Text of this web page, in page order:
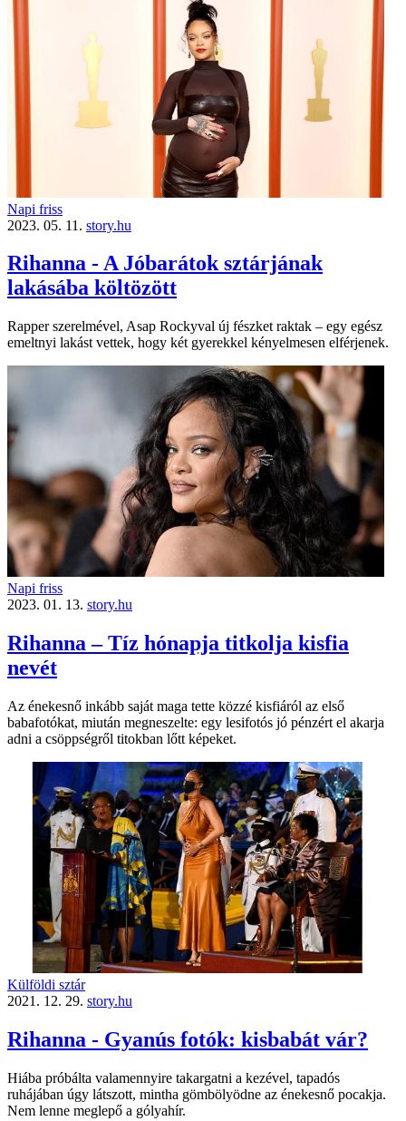
Napi friss
2023. 05. 11. story.hu
Rihanna - A Jóbarátok sztárjának
lakásába költözött
Rapper szerelmével, Asap Rockyval új fészket raktak – egy egész
emeltnyi lakást vettek, hogy két gyerekkel kényelmesen elférjenek.
Napi friss
2023. 01. 13. story.hu
Rihanna – Tíz hónapja titkolja kisfia
nevét
Az énekesnő inkább saját maga tette közzé kisfiáról az első
babafotókat, miután megneszelte: egy lesifotós jó pénzért el akarja
adni a csöppségről titokban lőtt képeket.
Külföldi sztár
2021. 12. 29. story.hu
Rihanna - Gyanús fotók: kisbabát vár?
Hiába próbálta valamennyire takargatni a kezével, tapadós
ruhájában úgy látszott, mintha gömbölyödne az énekesnő pocakja.
Nem lenne meglepő a gólyahír.